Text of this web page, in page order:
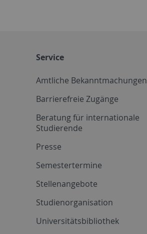
Service
Amtliche Bekanntmachungen
Barrierefreie Zugänge
Beratung für internationale
Studierende
Presse
Semestertermine
Stellenangebote
Studienorganisation
Universitätsbibliothek